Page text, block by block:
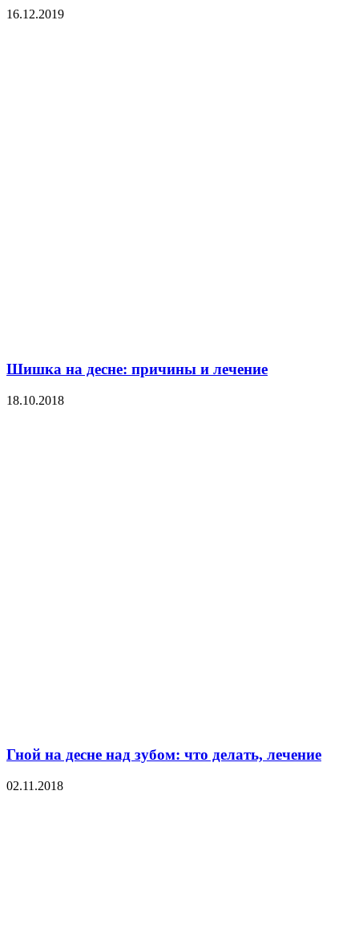
16.12.2019
Шишка на десне: причины и лечение
18.10.2018
Гной на десне над зубом: что делать, лечение
02.11.2018